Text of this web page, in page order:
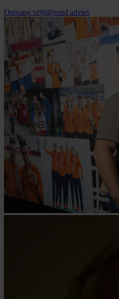
Ontvang vrijblijvend advies